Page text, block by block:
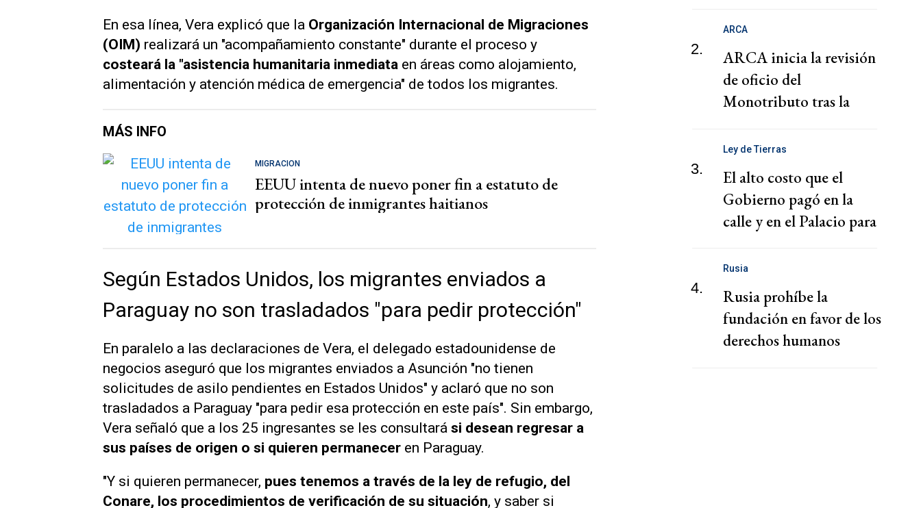
En esa línea, Vera explicó que la Organización Internacional de Migraciones
(OIM) realizará un "acompañamiento constante" durante el proceso y
costeará la "asistencia humanitaria inmediata en áreas como alojamiento,
alimentación y atención médica de emergencia" de todos los migrantes.
MÁS INFO
MIGRACION
EEUU intenta de nuevo poner fin a estatuto de
protección de inmigrantes haitianos
Según Estados Unidos, los migrantes enviados a
Paraguay no son trasladados "para pedir protección"
En paralelo a las declaraciones de Vera, el delegado estadounidense de
negocios aseguró que los migrantes enviados a Asunción "no tienen
solicitudes de asilo pendientes en Estados Unidos" y aclaró que no son
trasladados a Paraguay "para pedir esa protección en este país". Sin embargo,
Vera señaló que a los 25 ingresantes se les consultará si desean regresar a
sus países de origen o si quieren permanecer en Paraguay.
"Y si quieren permanecer, pues tenemos a través de la ley de refugio, del
Conare, los procedimientos de verificación de su situación, y saber si
2.
ARCA
ARCA inicia la revisión
de oficio del
Monotributo tras la
3.
Ley de Tierras
El alto costo que el
Gobierno pagó en la
calle y en el Palacio para
4.
Rusia
Rusia prohíbe la
fundación en favor de los
derechos humanos